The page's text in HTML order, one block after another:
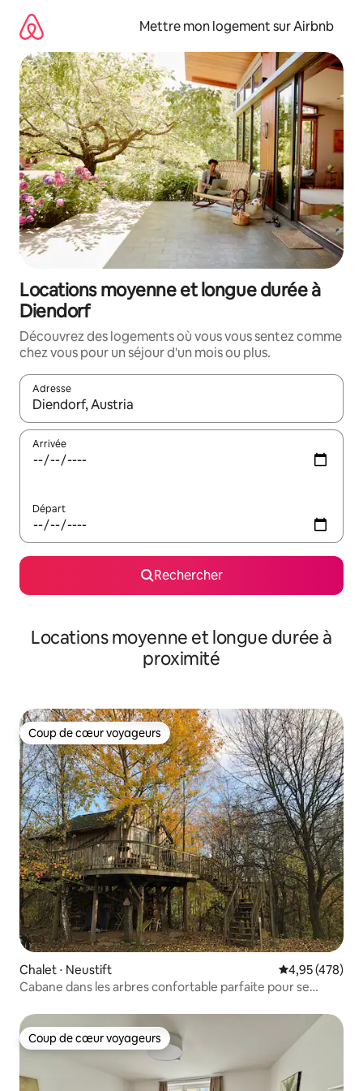
directement
contenu
Mettre mon logement sur Airbnb
Locations moyenne et longue durée à
Diendorf
Découvrez des logements où vous vous sentez comme
chez vous pour un séjour d'un mois ou plus.
Adresse
Lorsque les résultats s'affichent, utilisez les flèches vers le
Arrivée
Départ
Rechercher
Locations moyenne et longue durée à
proximité
Coup de cœur voyageurs
Coup de cœur voyageurs
Chalet ⋅ Neustift Évaluation
4,95 (478)
Cabane dans les arbres confortable parfaite pour se
Coup de cœur voyageurs
Coup de cœur voyageurs